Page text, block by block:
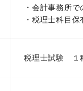
・会計事務所
・税理士科目
税理士試験 １